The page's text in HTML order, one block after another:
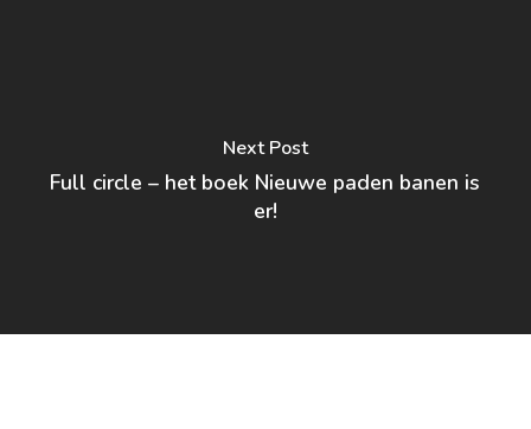
Next Post
Full circle – het boek Nieuwe paden banen is
er!